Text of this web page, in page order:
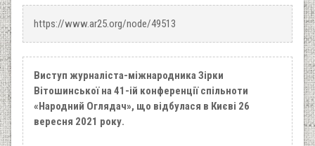
https://www.ar25.org/node/49513
Виступ журналіста-міжнародника Зірки
Вітошинської на 41-ій конференції спільноти
«Народний Оглядач», що відбулася в Києві 26
вересня 2021 року.